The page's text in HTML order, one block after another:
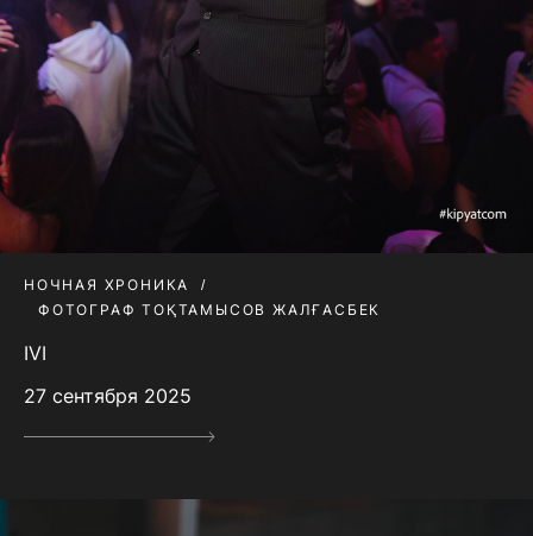
НОЧНАЯ ХРОНИКА
ФОТОГРАФ ТОҚТАМЫСОВ ЖАЛҒАСБЕК
IVI
27 сентября 2025